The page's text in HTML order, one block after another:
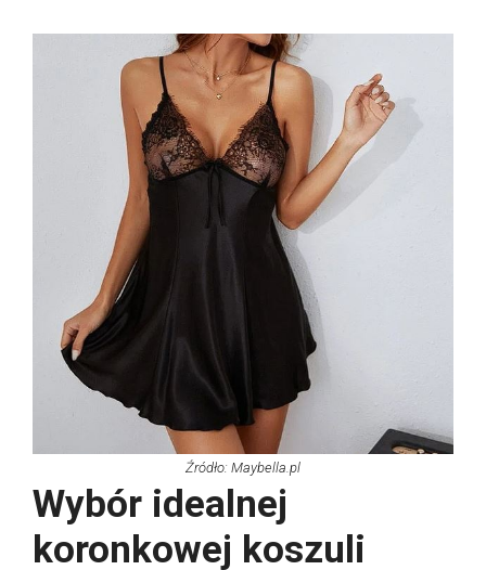
Źródło: Maybella.pl
Wybór idealnej
koronkowej koszuli